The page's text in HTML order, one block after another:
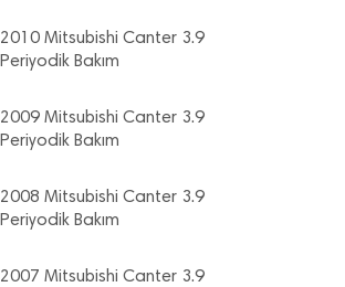
2010 Mitsubishi Canter 3.9
Periyodik Bakım
2009 Mitsubishi Canter 3.9
Periyodik Bakım
2008 Mitsubishi Canter 3.9
Periyodik Bakım
2007 Mitsubishi Canter 3.9